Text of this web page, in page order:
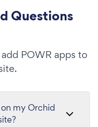
Questions
POWR apps to
my Orchid